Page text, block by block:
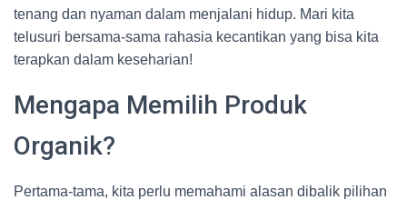
tenang dan nyaman dalam menjalani hidup. Mari kita
telusuri bersama-sama rahasia kecantikan yang bisa kita
terapkan dalam keseharian!
Mengapa Memilih Produk
Organik?
Pertama-tama, kita perlu memahami alasan dibalik pilihan